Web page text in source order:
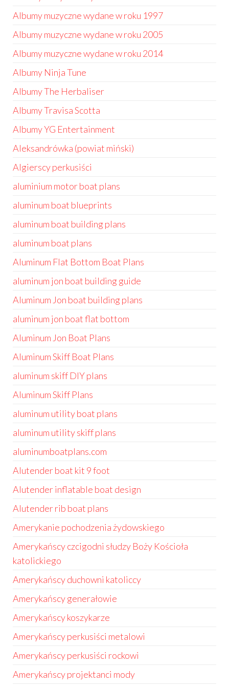
Albumy muzyczne wydane w roku 1997
Albumy muzyczne wydane w roku 2005
Albumy muzyczne wydane w roku 2014
Albumy Ninja Tune
Albumy The Herbaliser
Albumy Travisa Scotta
Albumy YG Entertainment
Aleksandrówka (powiat miński)
Algierscy perkusiści
aluminium motor boat plans
aluminum boat blueprints
aluminum boat building plans
aluminum boat plans
Aluminum Flat Bottom Boat Plans
aluminum jon boat building guide
Aluminum Jon boat building plans
aluminum jon boat flat bottom
Aluminum Jon Boat Plans
Aluminum Skiff Boat Plans
aluminum skiff DIY plans
Aluminum Skiff Plans
aluminum utility boat plans
aluminum utility skiff plans
aluminumboatplans.com
Alutender boat kit 9 foot
Alutender inflatable boat design
Alutender rib boat plans
Amerykanie pochodzenia żydowskiego
Amerykańscy czcigodni słudzy Boży Kościoła
katolickiego
Amerykańscy duchowni katoliccy
Amerykańscy generałowie
Amerykańscy koszykarze
Amerykańscy perkusiści metalowi
Amerykańscy perkusiści rockowi
Amerykańscy projektanci mody